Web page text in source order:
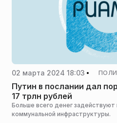
02 марта 2024 18:03
Путин в послании дал
17 трлн рублей
Больше всего денег
коммунальной инфраструктуры.